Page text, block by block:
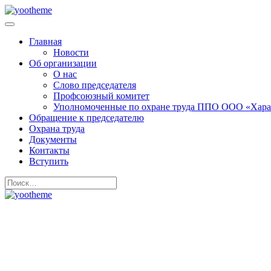
Главная
Новости
Об организации
О нас
Слово председателя
Профсоюзный комитет
Уполномоченные по охране труда ППО ООО
Обращение к председателю
Охрана труда
Документы
Контакты
Вступить